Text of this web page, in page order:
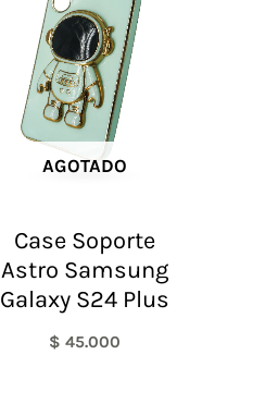
AGOTADO
Case Soporte
Astro Samsung
Galaxy S24 Plus
$ 45.000